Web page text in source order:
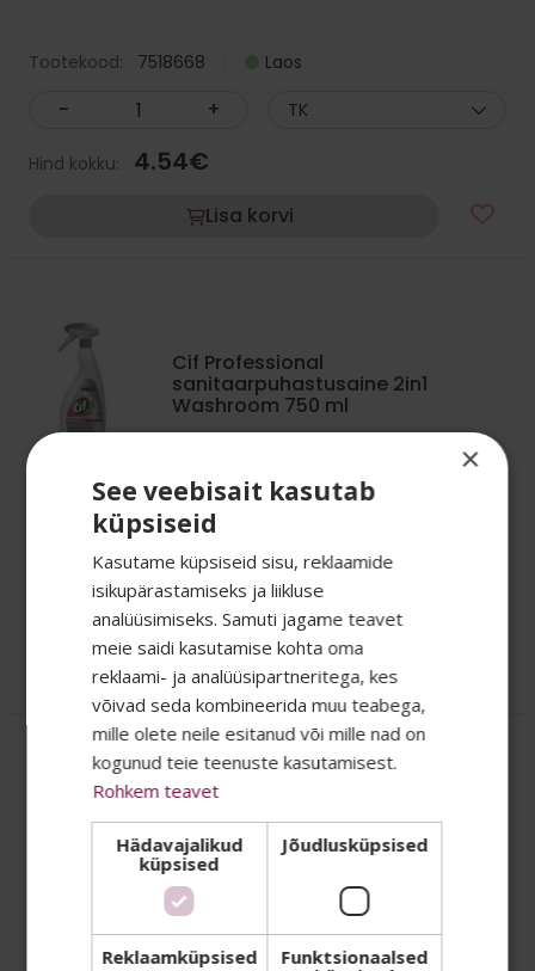
Tootekood: 7518668 Laos
- + TK
Hind kokku: 4.54€
Lisa korvi
Cif Professional
sanitaarpuhastusaine 2in1
Washroom 750 ml
Tootekood: 7518677
+ TK
Hind kokku: 5.70€
Lisa korvi
Cif Professional klaasi- ja
üldpuhastusvahend
Window&Multi Surface 750 ml
×
See veebisait kasutab
küpsiseid
Kasutame küpsiseid sisu, reklaamide
isikupärastamiseks ja liikluse
analüüsimiseks. Samuti jagame teavet
meie saidi kasutamise kohta oma
reklaami- ja analüüsipartneritega, kes
võivad seda kombineerida muu teabega,
mille olete neile esitanud või mille nad on
kogunud teie teenuste kasutamisest.
Rohkem teavet
Hädavajalikud
küpsised
Jõudlusküpsised
Reklaamküpsised
Funktsionaalsed
SALADUST TAHAD
TEADA? 👀
Oma uudiskirjas jagame kõige
eksklusiivsemaid eripakkumisi, parimaid
soodustusi ja infot uudistoodete kohta.
Liitu meie listiga ja kõik see jõuab Sinu